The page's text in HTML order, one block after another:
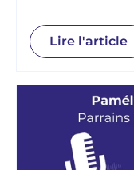
Lire l'article